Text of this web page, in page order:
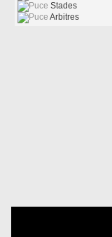
Stades
Arbitres